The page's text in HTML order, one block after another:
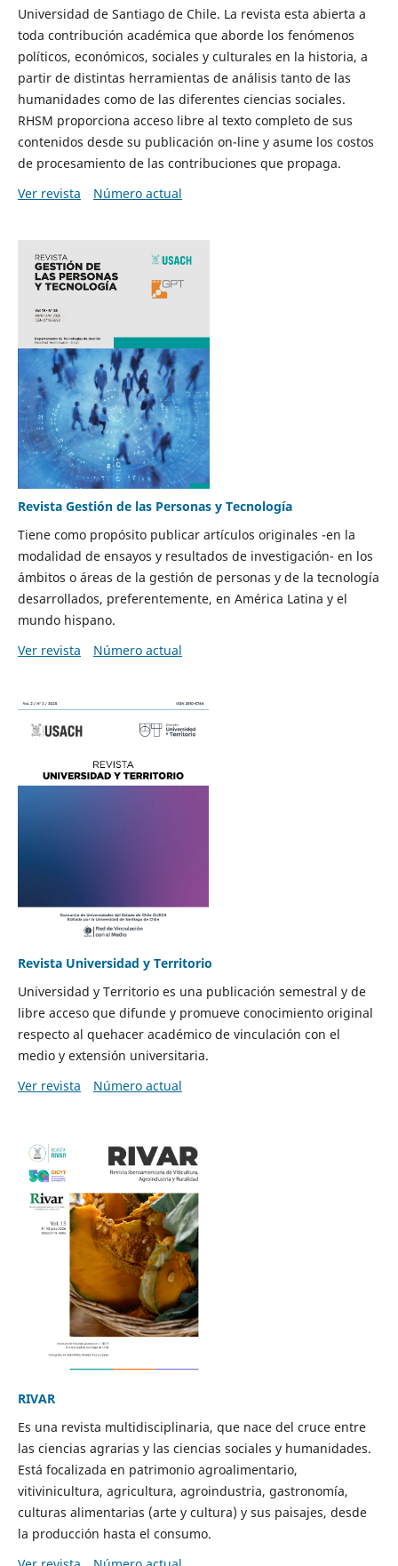
Universidad de Santiago de Chile. La revista esta abierta a
toda contribución académica que aborde los fenómenos
políticos, económicos, sociales y culturales en la historia, a
partir de distintas herramientas de análisis tanto de las
humanidades como de las diferentes ciencias sociales.
RHSM proporciona acceso libre al texto completo de sus
contenidos desde su publicación on-line y asume los costos
de procesamiento de las contribuciones que propaga.
Ver revista
Número actual
Revista Gestión de las Personas y Tecnología
Tiene como propósito publicar artículos originales -en la
modalidad de ensayos y resultados de investigación- en los
ámbitos o áreas de la gestión de personas y de la tecnología
desarrollados, preferentemente, en América Latina y el
mundo hispano.
Ver revista
Número actual
Revista Universidad y Territorio
Universidad y Territorio es una publicación semestral y de
libre acceso que difunde y promueve conocimiento original
respecto al quehacer académico de vinculación con el
medio y extensión universitaria.
Ver revista
Número actual
RIVAR
Es una revista multidisciplinaria, que nace del cruce entre
las ciencias agrarias y las ciencias sociales y humanidades.
Está focalizada en patrimonio agroalimentario,
vitivinicultura, agricultura, agroindustria, gastronomía,
culturas alimentarias (arte y cultura) y sus paisajes, desde
la producción hasta el consumo.